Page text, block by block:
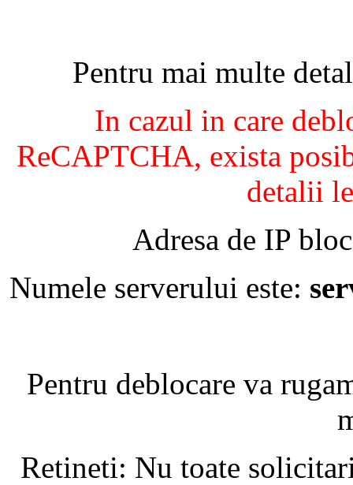
Pentru mai multe
In cazul in care
ReCAPTCHA, exista
detalii
Adresa de IP
Numele serverului este:
Pentru deblocare va
Retineti: Nu toate